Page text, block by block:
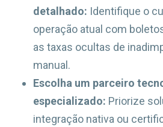
detalhado: Identifique o
operação atual com
as taxas ocultas de
manual.
Escolha um parceiro
especializado: Priorize
integração nativa ou